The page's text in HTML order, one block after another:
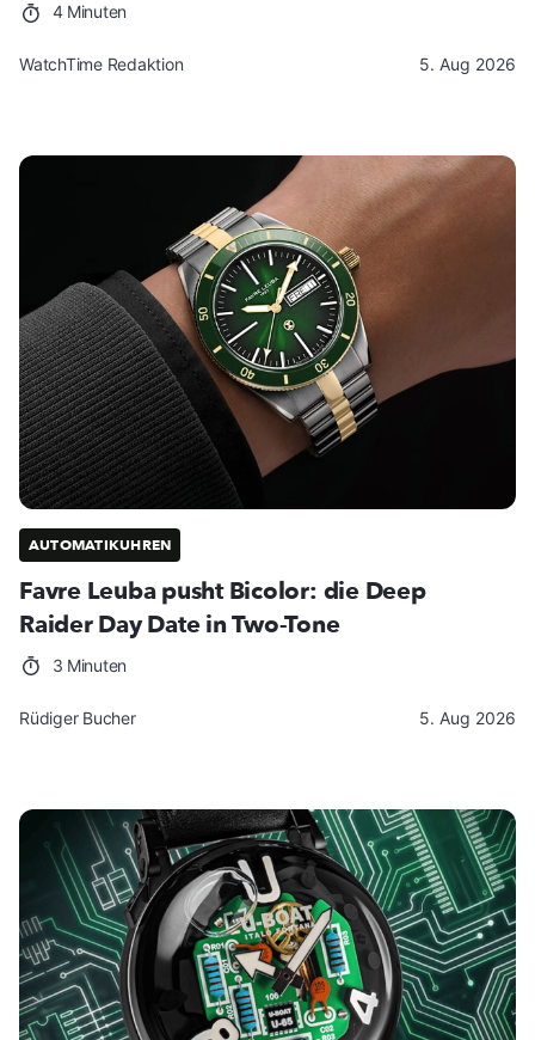
4 Minuten
WatchTime Redaktion 5. Aug 2026
AUTOMATIKUHREN
Favre Leuba pusht Bicolor: die Deep
Raider Day Date in Two-Tone
3 Minuten
Rüdiger Bucher 5. Aug 2026